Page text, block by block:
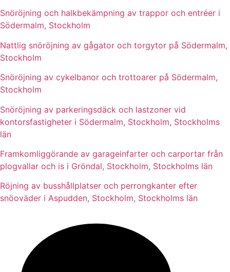
Snöröjning och halkbekämpning av trappor och entréer i
Södermalm, Stockholm
Nattlig snöröjning av gågator och torgytor på Södermalm,
Stockholm
Snöröjning av cykelbanor och trottoarer på Södermalm,
Stockholm
Snöröjning av parkeringsdäck och lastzoner vid
kontorsfastigheter i Södermalm, Stockholm, Stockholms
län
Framkomliggörande av garageinfarter och carportar från
plogvallar och is i Gröndal, Stockholm, Stockholms län
Röjning av busshållplatser och perrongkanter efter
snöoväder i Aspudden, Stockholm, Stockholms län